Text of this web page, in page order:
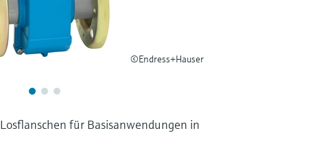
©Endress+Hauser
für Basisanwendungen in